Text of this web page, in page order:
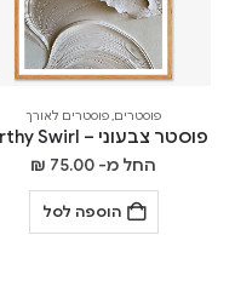
פוסטרים,פוסטרים לאורך
פוסטר צבעוני – Earthy Swirl
החל מ- ₪ 75.00
הוספה לסל